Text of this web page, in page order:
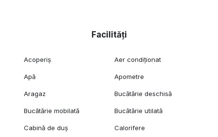
Facilități
Acoperiș Aer condiționat
Apă Apometre
Aragaz Bucătărie deschisă
Bucătărie mobilată Bucătărie utilată
Cabină de duș Calorifere